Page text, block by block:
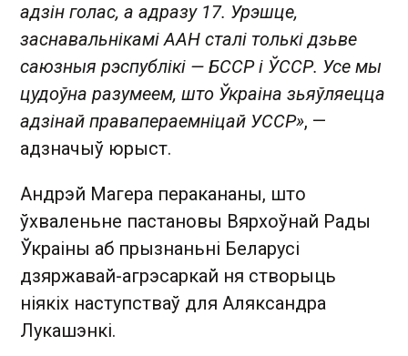
адзін голас, а адразу 17. Урэшце,
заснавальнікамі ААН сталі толькі дзьве
саюзныя рэспублікі — БССР і ЎССР. Усе мы
цудоўна разумеем, што Ўкраіна зьяўляецца
адзінай правапераемніцай УССР», —
адзначыў юрыст.
Андрэй Магера перакананы, што
ўхваленьне пастановы Вярхоўнай Рады
Ўкраіны аб прызнаньні Беларусі
дзяржавай-агрэсаркай ня створыць
ніякіх наступстваў для Аляксандра
Лукашэнкі.